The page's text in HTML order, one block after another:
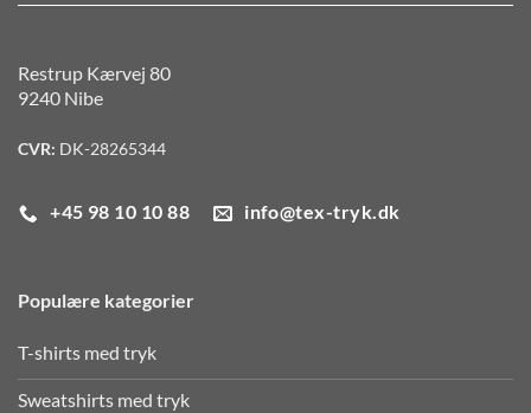
Restrup Kærvej 80
9240 Nibe
CVR: DK-28265344
+45 98 10 10 88 info@tex-tryk.dk
Populære kategorier
T-shirts med tryk
Sweatshirts med tryk